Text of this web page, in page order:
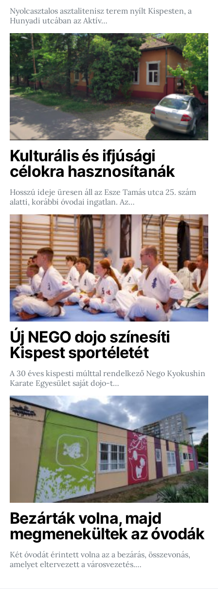
Nyolcasztalos asztalitenisz terem nyílt Kispesten, a
Hunyadi utcában az Aktív…
Kulturális és ifjúsági
célokra hasznosítanák
Hosszú ideje üresen áll az Esze Tamás utca 25. szám
alatti, korábbi óvodai ingatlan. Az…
Új NEGO dojo színesíti
Kispest sportéletét
A 30 éves kispesti múlttal rendelkező Nego Kyokushin
Karate Egyesület saját dojo-t…
Bezárták volna, majd
megmenekültek az óvodák
Két óvodát érintett volna az a bezárás, összevonás,
amelyet eltervezett a városvezetés.…